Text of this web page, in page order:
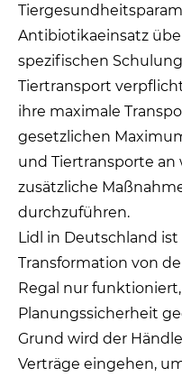
Antibiotikaeinsatz
spezifischen
Tiertransport
ihre maximale
gesetzlichen
und Tiertransporte an
zusätzliche
durchzuführen.
Lidl in Deutschland ist
Transformation von
Regal nur
Planungssicherheit
Grund wird der
Verträge eingehen,